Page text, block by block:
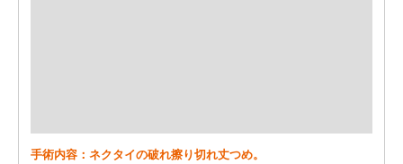
手術内容：ネクタイの破れ擦り切れ丈つめ。